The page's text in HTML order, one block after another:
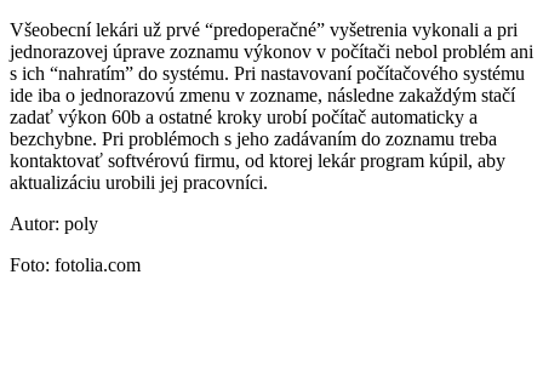
Všeobecní lekári už prvé “predoperačné” vyšetrenia vykonali a pri
jednorazovej úprave zoznamu výkonov v počítači nebol problém ani
s ich “nahratím” do systému. Pri nastavovaní počítačového systému
ide iba o jednorazovú zmenu v zozname, následne zakaždým stačí
zadať výkon 60b a ostatné kroky urobí počítač automaticky a
bezchybne. Pri problémoch s jeho zadávaním do zoznamu treba
kontaktovať softvérovú firmu, od ktorej lekár program kúpil, aby
aktualizáciu urobili jej pracovníci.
Autor: poly
Foto: fotolia.com